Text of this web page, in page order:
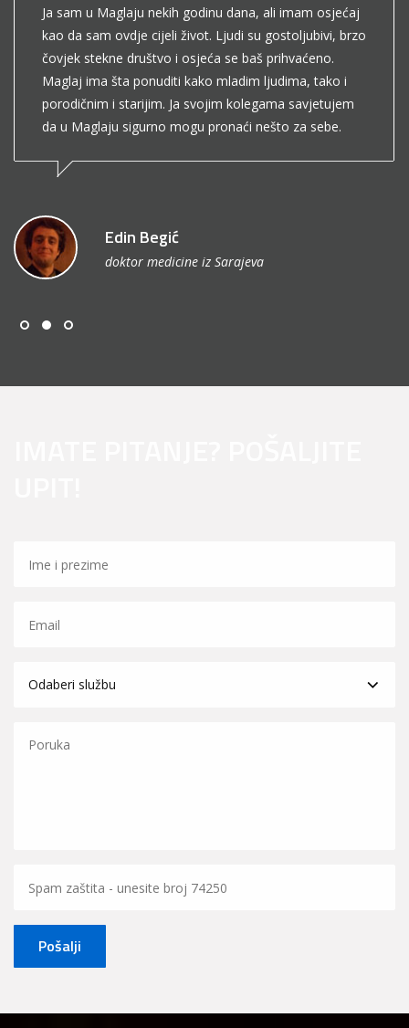
Ja sam u Maglaju nekih godinu dana, ali imam osjećaj
kao da sam ovdje cijeli život. Ljudi su gostoljubivi, brzo
čovjek stekne društvo i osjeća se baš prihvaćeno.
Maglaj ima šta ponuditi kako mladim ljudima, tako i
porodičnim i starijim. Ja svojim kolegama savjetujem
da u Maglaju sigurno mogu pronaći nešto za sebe.
Edin Begić
doktor medicine iz Sarajeva
Pošalji